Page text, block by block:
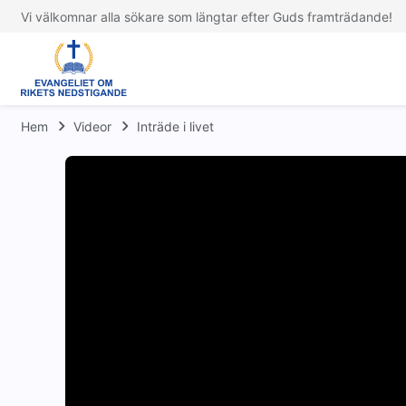
Vi välkomnar alla sökare som längtar efter Guds framträdande!
Hem Videor Inträde i livet